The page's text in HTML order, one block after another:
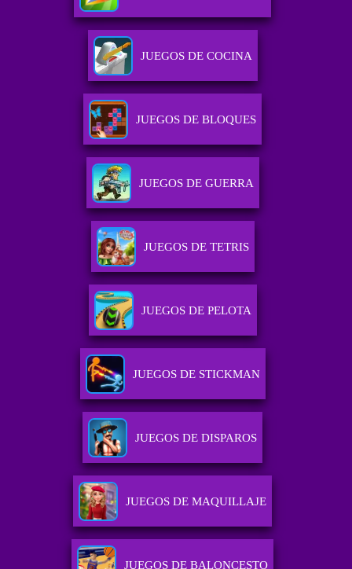
JUEGOS DE COCINA
JUEGOS DE BLOQUES
JUEGOS DE GUERRA
JUEGOS DE TETRIS
JUEGOS DE PELOTA
JUEGOS DE STICKMAN
JUEGOS DE DISPAROS
JUEGOS DE MAQUILLAJE
JUEGOS DE BALONCESTO